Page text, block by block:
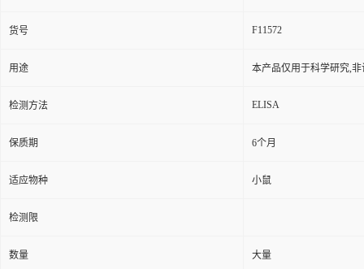
货号 F11572
用途 本产品仅用于科学研究,
检测方法 ELISA
保质期 6个月
适应物种 小鼠
检测限
数量 大量